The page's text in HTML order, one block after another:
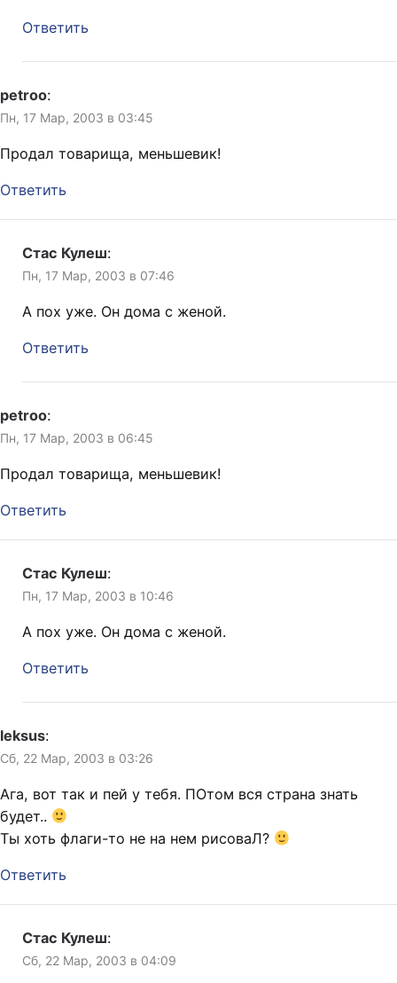
Ответить
petroo:
Пн, 17 Мар, 2003 в 03:45
Продал товарища, меньшевик!
Ответить
Стас Кулеш:
Пн, 17 Мар, 2003 в 07:46
А пох уже. Он дома с женой.
Ответить
petroo:
Пн, 17 Мар, 2003 в 06:45
Продал товарища, меньшевик!
Ответить
Стас Кулеш:
Пн, 17 Мар, 2003 в 10:46
А пох уже. Он дома с женой.
Ответить
leksus:
Сб, 22 Мар, 2003 в 03:26
Ага, вот так и пей у тебя. ПОтом вся страна знать
будет..
Ты хоть флаги-то не на нем рисоваЛ?
Ответить
Стас Кулеш:
Сб, 22 Мар, 2003 в 04:09